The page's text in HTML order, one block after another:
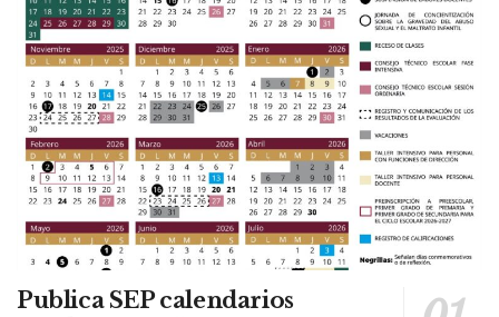
Publica SEP calendarios